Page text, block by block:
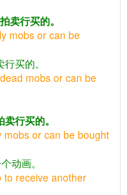
卖行买的。
mobs or can be
买的。
mobs or can be
行买的。
mobs or can be bought
动画。
to receive another